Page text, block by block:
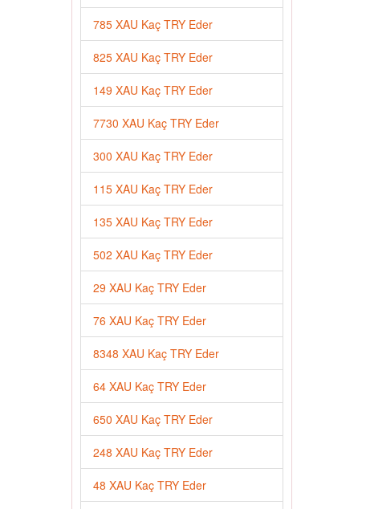
785 XAU Kaç TRY Eder
825 XAU Kaç TRY Eder
149 XAU Kaç TRY Eder
7730 XAU Kaç TRY Eder
300 XAU Kaç TRY Eder
115 XAU Kaç TRY Eder
135 XAU Kaç TRY Eder
502 XAU Kaç TRY Eder
29 XAU Kaç TRY Eder
76 XAU Kaç TRY Eder
8348 XAU Kaç TRY Eder
64 XAU Kaç TRY Eder
650 XAU Kaç TRY Eder
248 XAU Kaç TRY Eder
48 XAU Kaç TRY Eder